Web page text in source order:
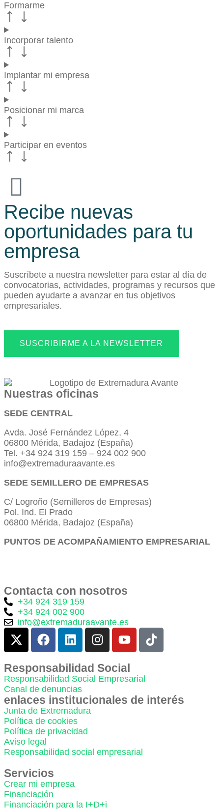
Formarme
Incorporar talento
Implantar mi empresa
Posicionar mi marca
Participar en eventos
Recibe nuevas
oportunidades para tu
empresa
Suscríbete a nuestra newsletter para estar al día de
convocatorias, actividades, programas y recursos que
pueden ayudarte a avanzar en tus objetivos
empresariales.
SUSCRIBIRME A LA NEWSLETTER
Nuestras oficinas
SEDE CENTRAL
Avda. José Fernández López, 4
06800 Mérida, Badajoz (España)
Tel. +34 924 319 159 – 924 002 900
info@extremaduraavante.es
SEDE SEMILLERO DE EMPRESAS
C/ Logroño (Semilleros de Empresas)
Pol. Ind. El Prado
06800 Mérida, Badajoz (España)
PUNTOS DE ACOMPAÑAMIENTO EMPRESARIAL
Contacta con nosotros
+34 924 319 159
+34 924 002 900
info@extremaduraavante.es
Responsabilidad Social
Responsabilidad Social Empresarial
Canal de denuncias
enlaces institucionales de interés
Junta de Extremadura
Política de cookies
Política de privacidad
Aviso legal
Responsabilidad social empresarial
Servicios
Crear mi empresa
Financiación
Financiación para la I+D+i